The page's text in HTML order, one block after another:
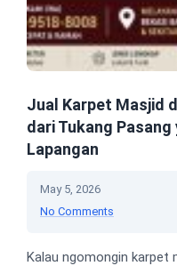
Jual Karpet Masjid
dari Tukang Pasang
Lapangan
May 5, 2026
No Comments
Kalau ngomongin karpet